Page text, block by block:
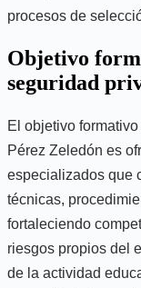
procesos de
Objetivo
seguridad
El objetivo
Pérez Zeledón es
especializados que
técnicas,
fortaleciendo
riesgos propios del
de la actividad